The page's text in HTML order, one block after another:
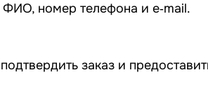
номер телефона и e‑mail.
заказ и